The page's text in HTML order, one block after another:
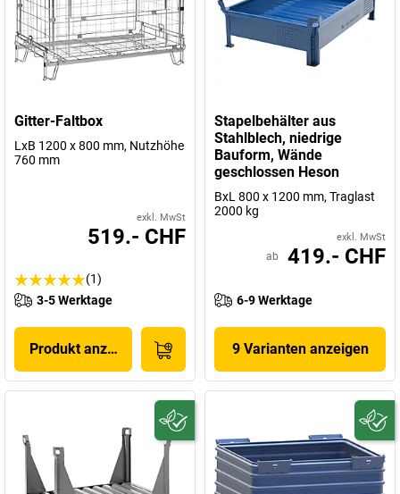
Gitter-Faltbox
LxB 1200 x 800 mm, Nutzhöhe
760 mm
exkl. MwSt
519.- CHF
(1)
3-5 Werktage
Produkt anzeigen
Stapelbehälter aus
Stahlblech, niedrige
Bauform, Wände
geschlossen Heson
BxL 800 x 1200 mm, Traglast
2000 kg
exkl. MwSt
ab 419.- CHF
6-9 Werktage
9 Varianten anzeigen